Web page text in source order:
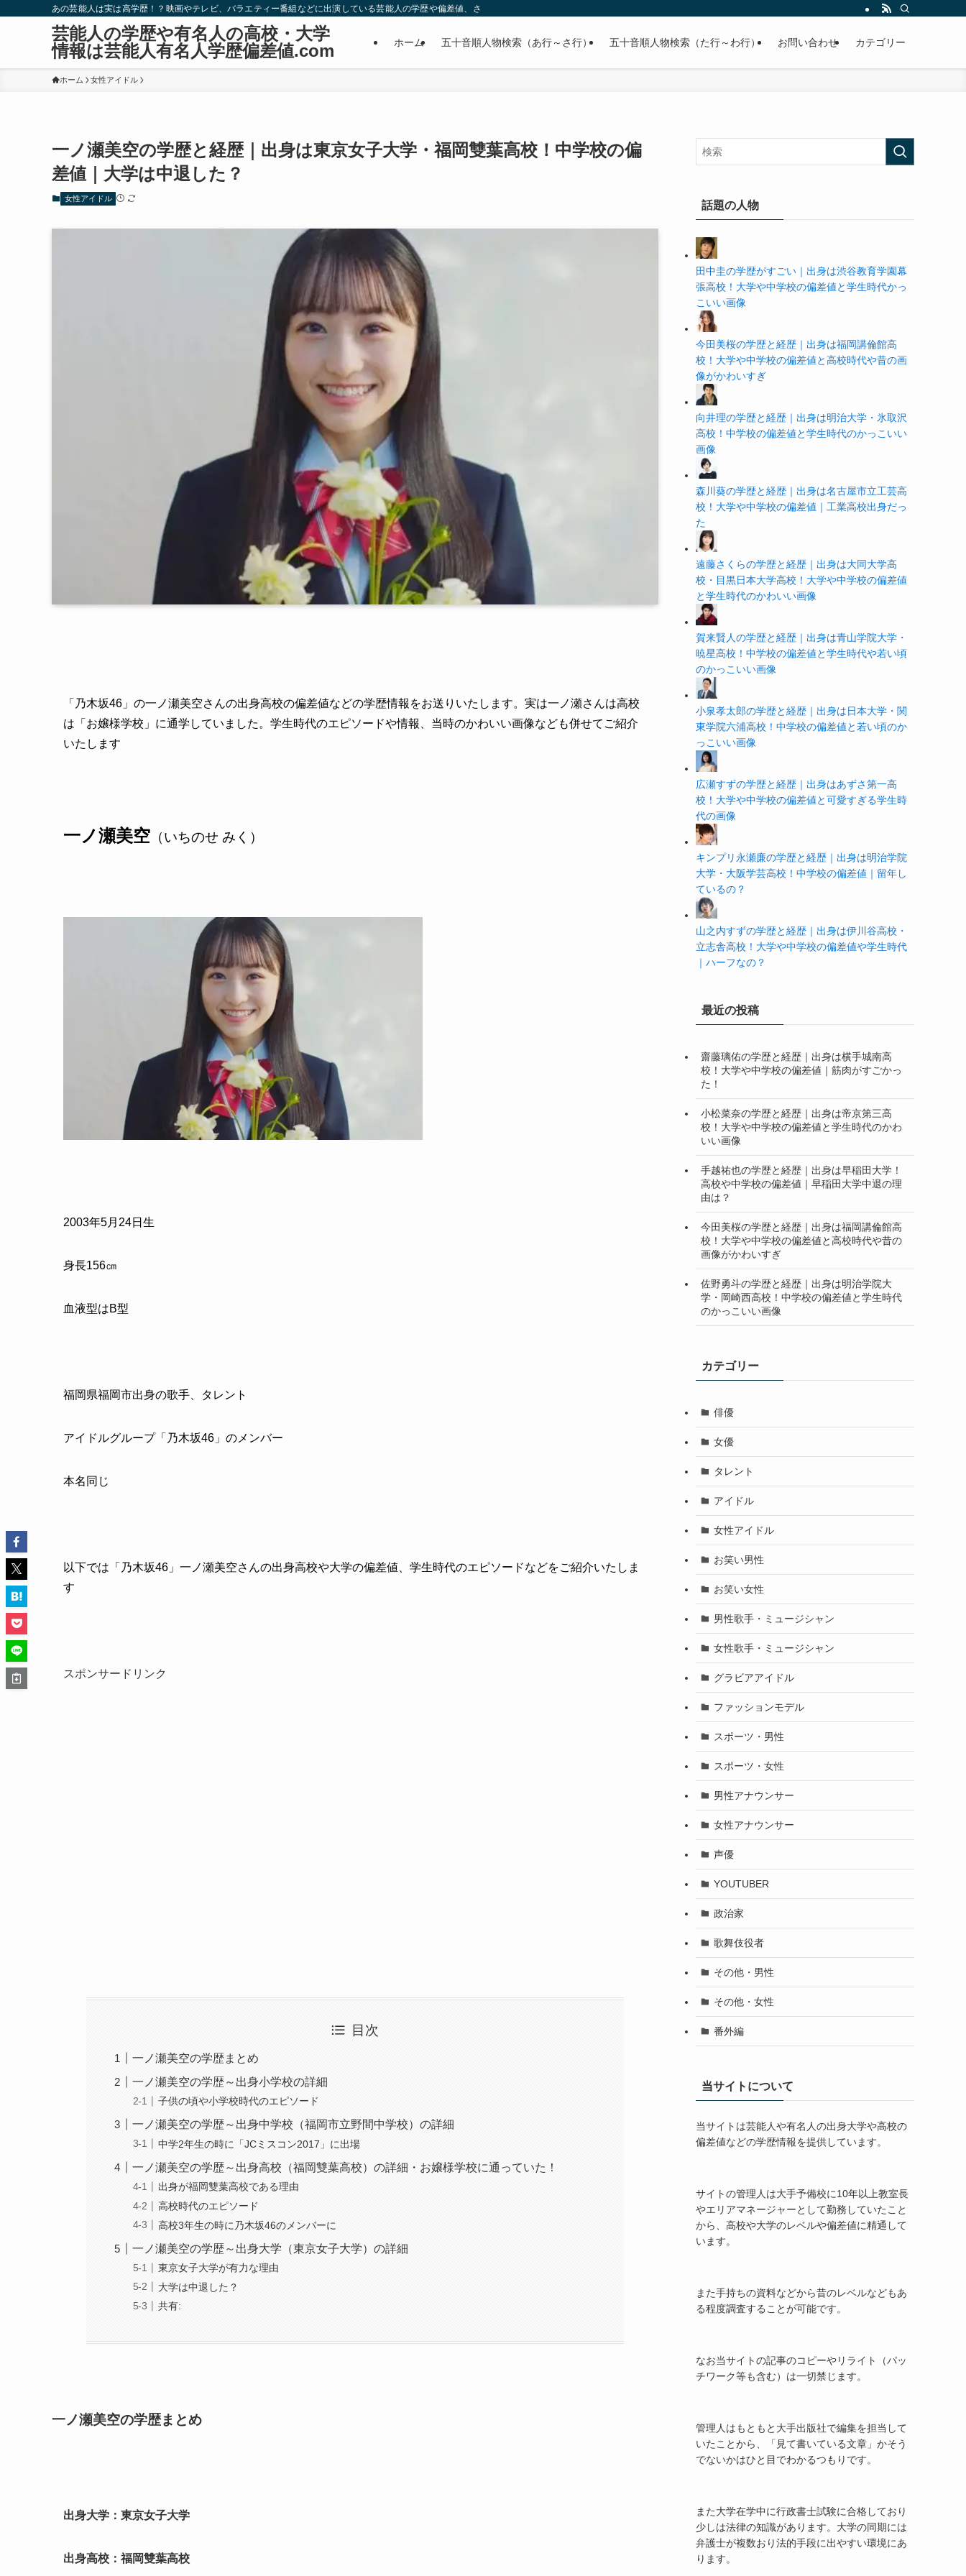
あの芸能人は実は高学歴！？映画やテレビ、バラエティー番組などに出演している芸能人の学歴や偏差値、さらに政治家やスポーツ選手などの有名人の学歴や高校・大学の偏差値まで紹介していきます。
芸能人の学歴や有名人の高校・大学
情報は芸能人有名人学歴偏差値.com
ホーム 五十音順人物検索（あ行～さ行） 五十音順人物検索（た行～わ行） お問い合わせ カテゴリー
ホーム 女性アイドル
一ノ瀬美空の学歴と経歴｜出身は東京女子大学・福岡雙葉高校！中学校の偏
差値｜大学は中退した？
女性アイドル
「乃木坂46」の一ノ瀬美空さんの出身高校の偏差値などの学歴情報をお送りいたします。実は一ノ瀬さんは高校
は「お嬢様学校」に通学していました。学生時代のエピソードや情報、当時のかわいい画像なども併せてご紹介
いたします
一ノ瀬美空 （いちのせ みく）
2003年5月24日生
身長156㎝
血液型はB型
福岡県福岡市出身の歌手、タレント
アイドルグループ「乃木坂46」のメンバー
本名同じ
以下では「乃木坂46」一ノ瀬美空さんの出身高校や大学の偏差値、学生時代のエピソードなどをご紹介いたしま
す
スポンサードリンク
目次
一ノ瀬美空の学歴まとめ
一ノ瀬美空の学歴～出身小学校の詳細
子供の頃や小学校時代のエピソード
一ノ瀬美空の学歴～出身中学校（福岡市立野間中学校）の詳細
中学2年生の時に「JCミスコン2017」に出場
一ノ瀬美空の学歴～出身高校（福岡雙葉高校）の詳細・お嬢様学校に通っていた！
出身が福岡雙葉高校である理由
高校時代のエピソード
高校3年生の時に乃木坂46のメンバーに
一ノ瀬美空の学歴～出身大学（東京女子大学）の詳細
東京女子大学が有力な理由
大学は中退した？
共有:
一ノ瀬美空の学歴まとめ
出身大学：東京女子大学
出身高校：福岡雙葉高校
話題の人物
田中圭の学歴がすごい｜出身は渋谷教育学園幕
張高校！大学や中学校の偏差値と学生時代かっ
こいい画像
今田美桜の学歴と経歴｜出身は福岡講倫館高
校！大学や中学校の偏差値と高校時代や昔の画
像がかわいすぎ
向井理の学歴と経歴｜出身は明治大学・氷取沢
高校！中学校の偏差値と学生時代のかっこいい
画像
森川葵の学歴と経歴｜出身は名古屋市立工芸高
校！大学や中学校の偏差値｜工業高校出身だっ
た
遠藤さくらの学歴と経歴｜出身は大同大学高
校・目黒日本大学高校！大学や中学校の偏差値
と学生時代のかわいい画像
賀来賢人の学歴と経歴｜出身は青山学院大学・
暁星高校！中学校の偏差値と学生時代や若い頃
のかっこいい画像
小泉孝太郎の学歴と経歴｜出身は日本大学・関
東学院六浦高校！中学校の偏差値と若い頃のか
っこいい画像
広瀬すずの学歴と経歴｜出身はあずさ第一高
校！大学や中学校の偏差値と可愛すぎる学生時
代の画像
キンプリ永瀬廉の学歴と経歴｜出身は明治学院
大学・大阪学芸高校！中学校の偏差値｜留年し
ているの？
山之内すずの学歴と経歴｜出身は伊川谷高校・
立志舎高校！大学や中学校の偏差値や学生時代
｜ハーフなの？
最近の投稿
齋藤璃佑の学歴と経歴｜出身は横手城南高
校！大学や中学校の偏差値｜筋肉がすごかっ
た！
小松菜奈の学歴と経歴｜出身は帝京第三高
校！大学や中学校の偏差値と学生時代のかわ
いい画像
手越祐也の学歴と経歴｜出身は早稲田大学！
高校や中学校の偏差値｜早稲田大学中退の理
由は？
今田美桜の学歴と経歴｜出身は福岡講倫館高
校！大学や中学校の偏差値と高校時代や昔の
画像がかわいすぎ
佐野勇斗の学歴と経歴｜出身は明治学院大
学・岡崎西高校！中学校の偏差値と学生時代
のかっこいい画像
カテゴリー
俳優
女優
タレント
アイドル
女性アイドル
お笑い男性
お笑い女性
男性歌手・ミュージシャン
女性歌手・ミュージシャン
グラビアアイドル
ファッションモデル
スポーツ・男性
スポーツ・女性
男性アナウンサー
女性アナウンサー
声優
YOUTUBER
政治家
歌舞伎役者
その他・男性
その他・女性
番外編
当サイトについて
当サイトは芸能人や有名人の出身大学や高校の
偏差値などの学歴情報を提供しています。
サイトの管理人は大手予備校に10年以上教室長
やエリアマネージャーとして勤務していたこと
から、高校や大学のレベルや偏差値に精通して
います。
また手持ちの資料などから昔のレベルなどもあ
る程度調査することが可能です。
なお当サイトの記事のコピーやリライト（パッ
チワーク等も含む）は一切禁じます。
管理人はもともと大手出版社で編集を担当して
いたことから、「見て書いている文章」かそう
でないかはひと目でわかるつもりです。
また大学在学中に行政書士試験に合格しており
少しは法律の知識があります。大学の同期には
弁護士が複数おり法的手段に出やすい環境にあ
ります。